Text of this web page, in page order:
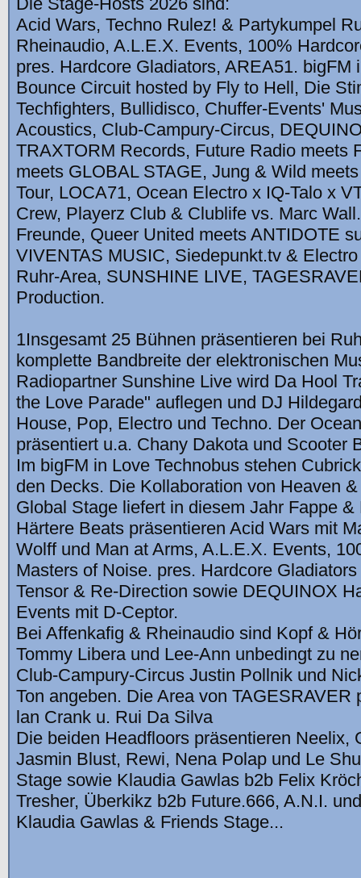
Acid Wars, Techno Rulez! & Partykumpel
Rheinaudio, A.L.E.X. Events, 100%
pres. Hardcore Gladiators, AREA51. bigFM
Bounce Circuit hosted by Fly to Hell, Die
Techfighters, Bullidisco, Chuffer-Events'
Acoustics, Club-Campury-Circus,
TRAXTORM Records, Future Radio meets
meets GLOBAL STAGE, Jung & Wild
Tour, LOCA71, Ocean Electro x IQ-Talo x
Crew, Playerz Club & Clublife vs. Marc
Freunde, Queer United meets ANTIDOTE
VIVENTAS MUSIC, Siedepunkt.tv &
Ruhr-Area, SUNSHINE LIVE,
Production.
1Insgesamt 25 Bühnen präsentieren bei
komplette Bandbreite der elektronischen
Radiopartner Sunshine Live wird Da Hool
the Love Parade" auflegen und DJ
House, Pop, Electro und Techno. Der
präsentiert u.a. Chany Dakota und Scooter
Im bigFM in Love Technobus stehen
den Decks. Die Kollaboration von Heaven
Global Stage liefert in diesem Jahr Fappe &
Härtere Beats präsentieren Acid Wars mit
Wolff und Man at Arms, A.L.E.X. Events,
Masters of Noise. pres. Hardcore
Tensor & Re-Direction sowie DEQUINOX
Events mit D-Ceptor.
Bei Affenkafig & Rheinaudio sind Kopf &
Tommy Libera und Lee-Ann unbedingt zu
Club-Campury-Circus Justin Pollnik und
Ton angeben. Die Area von TAGESRAVER
lan Crank u. Rui Da Silva
Die beiden Headfloors präsentieren Neelix,
Jasmin Blust, Rewi, Nena Polap und Le
Stage sowie Klaudia Gawlas b2b Felix
Tresher, Überkikz b2b Future.666, A.N.I.
Klaudia Gawlas & Friends Stage...